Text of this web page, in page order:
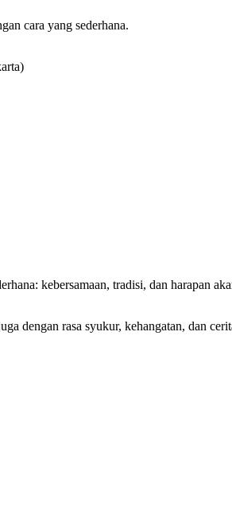
cara yang sederhana.
kebersamaan, tradisi, dan harapan
dengan rasa syukur, kehangatan, dan